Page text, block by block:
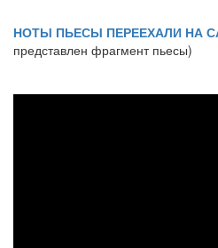
НОТЫ ПЬЕСЫ ПЕРЕЕХАЛИ НА
представлен фрагмент пьесы)